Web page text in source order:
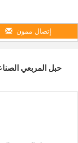
إتصال ممون
حبل المربعي